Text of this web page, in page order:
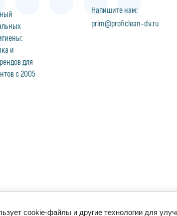
и
для
с 2005
Напишите нам:
prim@proficlean-dv.ru
ДВ»
cookie-файлы и другие технологии для